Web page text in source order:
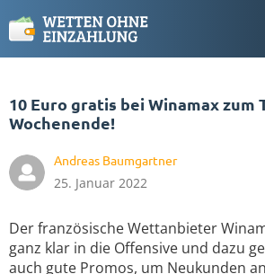
10 Euro gratis bei Winamax zum
Wochenende!
Andreas Baumgartner
25. Januar 2022
Der französische Wettanbieter
ganz klar in die Offensive und dazu
auch gute Promos, um Neukunden